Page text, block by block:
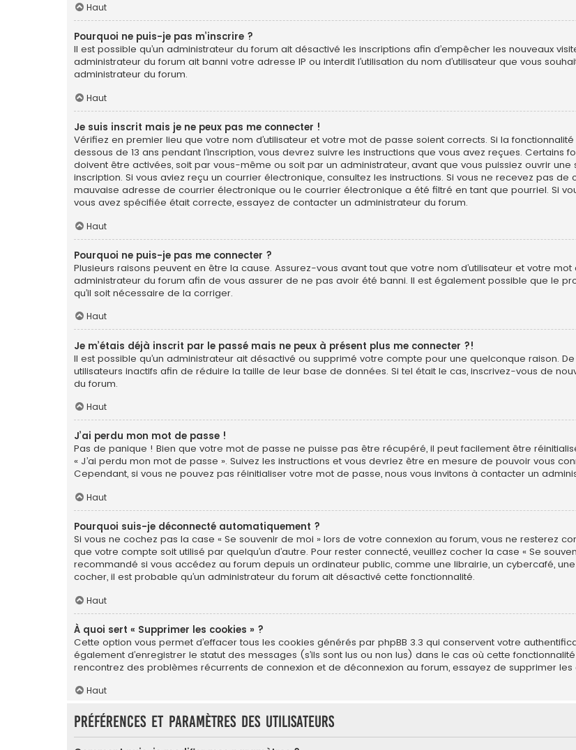
Haut
Pourquoi ne puis-je pas m’inscrire ?
Il est possible qu’un administrateur du forum ait désactivé les inscriptions afin d’empêcher les nouveaux
administrateur du forum ait banni votre adresse IP ou interdit l’utilisation du nom d’utilisateur que vous
administrateur du forum.
Haut
Je suis inscrit mais je ne peux pas me connecter !
Vérifiez en premier lieu que votre nom d’utilisateur et votre mot de passe soient corrects. Si la
dessous de 13 ans pendant l’inscription, vous devrez suivre les instructions que vous avez reçues.
doivent être activées, soit par vous-même ou soit par un administrateur, avant que vous puissiez ouvrir
inscription. Si vous aviez reçu un courrier électronique, consultez les instructions. Si vous ne recevez pas
mauvaise adresse de courrier électronique ou le courrier électronique a été filtré en tant que pourriel. Si
vous avez spécifiée était correcte, essayez de contacter un administrateur du forum.
Haut
Pourquoi ne puis-je pas me connecter ?
Plusieurs raisons peuvent en être la cause. Assurez-vous avant tout que votre nom d’utilisateur et votre
administrateur du forum afin de vous assurer de ne pas avoir été banni. Il est également possible que le
qu’il soit nécessaire de la corriger.
Haut
Je m’étais déjà inscrit par le passé mais ne peux à présent plus me connecter ?!
Il est possible qu’un administrateur ait désactivé ou supprimé votre compte pour une quelconque raison.
utilisateurs inactifs afin de réduire la taille de leur base de données. Si tel était le cas, inscrivez-vous de
du forum.
Haut
J’ai perdu mon mot de passe !
Pas de panique ! Bien que votre mot de passe ne puisse pas être récupéré, il peut facilement être
« J’ai perdu mon mot de passe ». Suivez les instructions et vous devriez être en mesure de pouvoir vous
Cependant, si vous ne pouvez pas réinitialiser votre mot de passe, nous vous invitons à contacter un
Haut
Pourquoi suis-je déconnecté automatiquement ?
Si vous ne cochez pas la case « Se souvenir de moi » lors de votre connexion au forum, vous ne resterez
que votre compte soit utilisé par quelqu’un d’autre. Pour rester connecté, veuillez cocher la case « Se
recommandé si vous accédez au forum depuis un ordinateur public, comme une librairie, un cybercafé,
cocher, il est probable qu’un administrateur du forum ait désactivé cette fonctionnalité.
Haut
À quoi sert « Supprimer les cookies » ?
Cette option vous permet d’effacer tous les cookies générés par phpBB 3.3 qui conservent votre
également d’enregistrer le statut des messages (s’ils sont lus ou non lus) dans le cas où cette
rencontrez des problèmes récurrents de connexion et de déconnexion au forum, essayez de supprimer les
Haut
Préférences et paramètres des utilisateurs